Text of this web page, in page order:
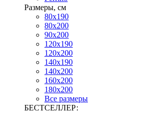
Размеры, см
80х190
80х200
90х200
120х190
120х200
140х190
140х200
160х200
180х200
Все размеры
БЕСТСЕЛЛЕР: